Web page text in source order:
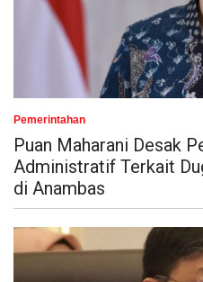
Pemerintahan
Puan Maharani Desak
Administratif Terkait
di Anambas